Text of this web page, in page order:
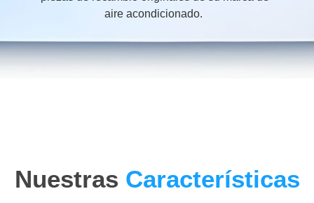
aire acondicionado.
Nuestras Características